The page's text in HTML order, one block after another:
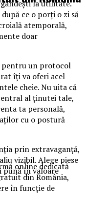
la utilitate.
ce o porți o zi să
atemporală,
doar
pentru un protocol
îți va oferi acel
cheie. Nu uita că
al ținutei tale,
ta personală,
cu o postură
prin extravaganță,
vizibil. Alege piese
pună în valoare
online dedicată
din România,
în funcție de